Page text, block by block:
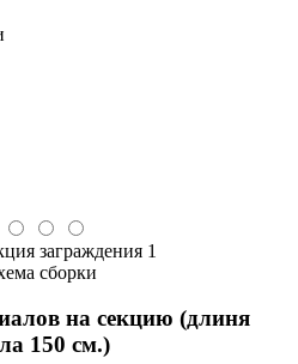
заграждения 1
на секцию (длиня
150 см.)